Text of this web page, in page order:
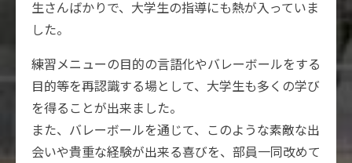
生さんばかりで、大学生の指導にも熱が入っていま
した。
練習メニューの目的の言語化やバレーボールをする
目的等を再認識する場として、大学生も多くの学び
を得ることが出来ました。
また、バレーボールを通じて、このような素敵な出
会いや貴重な経験が出来る喜びを、部員一同改めて